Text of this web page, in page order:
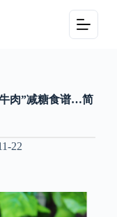
肉”减糖食谱…简
22